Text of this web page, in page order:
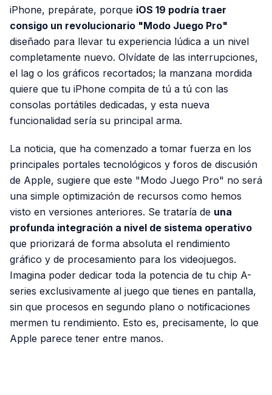
iPhone, prepárate, porque iOS 19 podría traer
consigo un revolucionario "Modo Juego Pro"
diseñado para llevar tu experiencia lúdica a un nivel
completamente nuevo. Olvídate de las interrupciones,
el lag o los gráficos recortados; la manzana mordida
quiere que tu iPhone compita de tú a tú con las
consolas portátiles dedicadas, y esta nueva
funcionalidad sería su principal arma.
La noticia, que ha comenzado a tomar fuerza en los
principales portales tecnológicos y foros de discusión
de Apple, sugiere que este "Modo Juego Pro" no será
una simple optimización de recursos como hemos
visto en versiones anteriores. Se trataría de una
profunda integración a nivel de sistema operativo
que priorizará de forma absoluta el rendimiento
gráfico y de procesamiento para los videojuegos.
Imagina poder dedicar toda la potencia de tu chip A-
series exclusivamente al juego que tienes en pantalla,
sin que procesos en segundo plano o notificaciones
mermen tu rendimiento. Esto es, precisamente, lo que
Apple parece tener entre manos.